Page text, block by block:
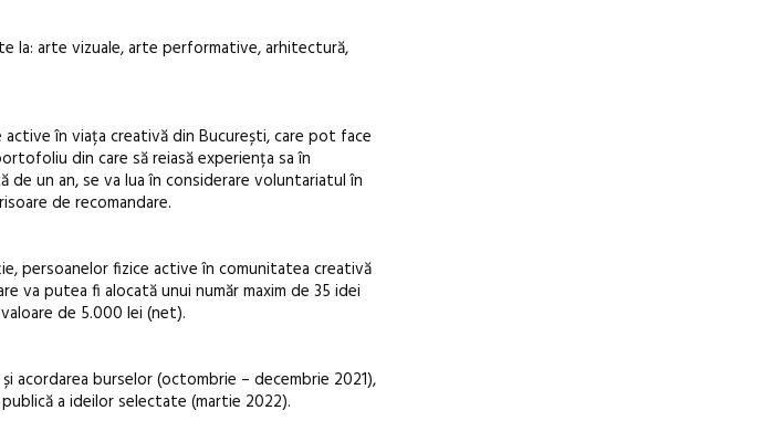
la: arte vizuale, arte performative, arhitectură,
în viața creativă din București, care pot face
din care să reiasă experiența sa în
de un an, se va lua în considerare voluntariatul în
de recomandare.
persoanelor fizice active în comunitatea creativă
va putea fi alocată unui număr maxim de 35 idei
de 5.000 lei (net).
acordarea burselor (octombrie – decembrie 2021),
a ideilor selectate (martie 2022).